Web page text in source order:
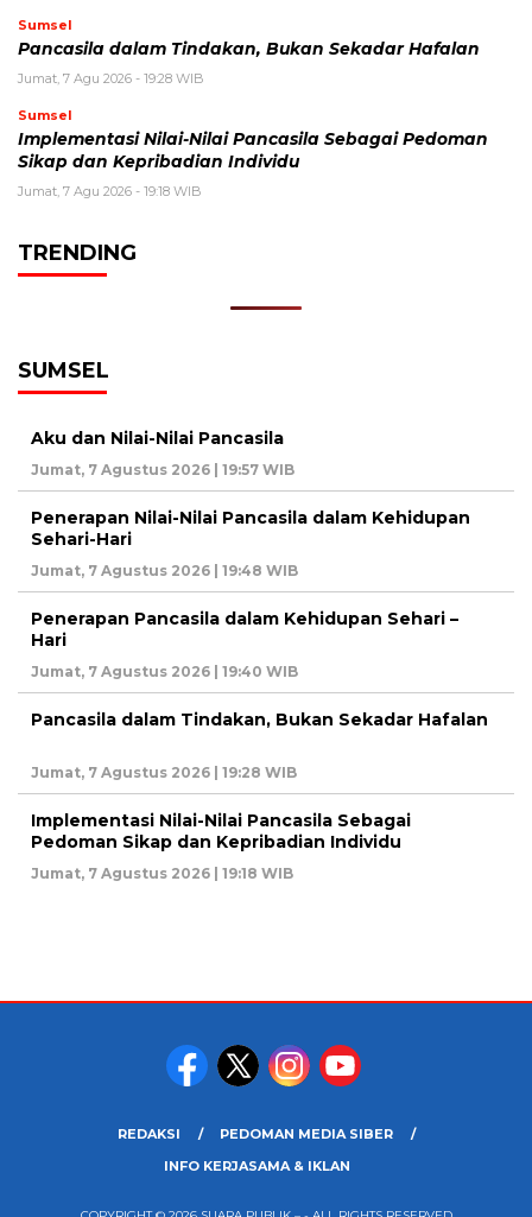
Sumsel
Pancasila dalam Tindakan, Bukan Sekadar Hafalan
Jumat, 7 Agu 2026 - 19:28 WIB
Sumsel
Implementasi Nilai-Nilai Pancasila Sebagai Pedoman
Sikap dan Kepribadian Individu
Jumat, 7 Agu 2026 - 19:18 WIB
TRENDING
SUMSEL
Aku dan Nilai-Nilai Pancasila
Jumat, 7 Agustus 2026 | 19:57 WIB
Penerapan Nilai-Nilai Pancasila dalam Kehidupan
Sehari-Hari
Jumat, 7 Agustus 2026 | 19:48 WIB
Penerapan Pancasila dalam Kehidupan Sehari –
Hari
Jumat, 7 Agustus 2026 | 19:40 WIB
Pancasila dalam Tindakan, Bukan Sekadar Hafalan
Jumat, 7 Agustus 2026 | 19:28 WIB
Implementasi Nilai-Nilai Pancasila Sebagai
Pedoman Sikap dan Kepribadian Individu
Jumat, 7 Agustus 2026 | 19:18 WIB
REDAKSI
PEDOMAN MEDIA SIBER
INFO KERJASAMA & IKLAN